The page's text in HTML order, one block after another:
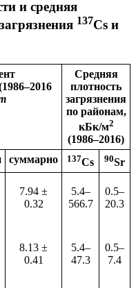
и средняя
137Сs и
Средняя
плотность
загрязнения
по районам,
кБк/м2
(1986–2016)
суммарно 137Сs 90Sr
7.94 ±
0.32
5.4–
566.7
0.5–
20.3
8.13 ±
0.41
5.4–
47.3
0.5–
7.4